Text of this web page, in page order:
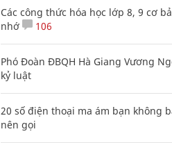
Các công thức hóa học lớp 8, 9 cơ
nhớ
106
Phó Đoàn ĐBQH Hà Giang Vương
kỷ luật
20 số điện thoại ma ám bạn không
nên gọi